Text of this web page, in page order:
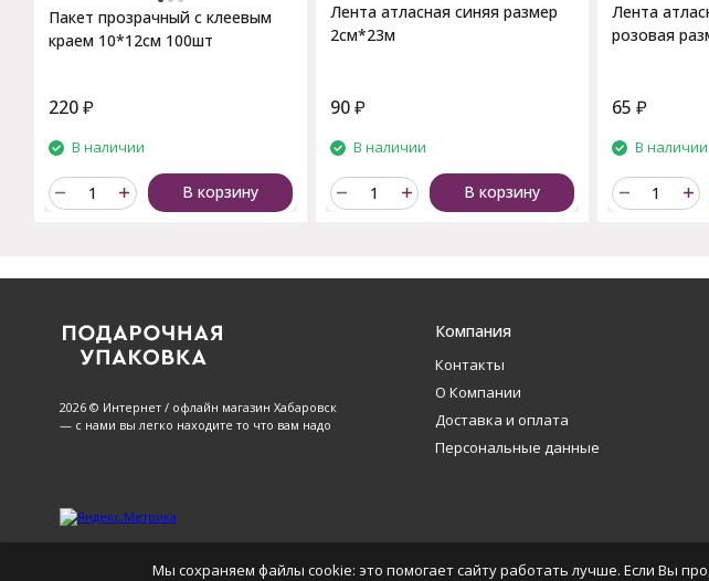
Пакет прозрачный с клеевым
краем 10*12см 100шт
220 ₽
В наличии
В корзину
Лента атласная синяя размер
2см*23м
90₽
В наличии
В корзину
Лента
розовая
65 ₽
В наличии
2026 © Интернет / офлайн магазин Хабаровск
— с нами вы легко находите то что вам надо
Компания
Контакты
О Компании
Доставка и оплата
Персональные данные
Мы сохраняем файлы cookie: это помогает сайту работать лучше. Если Вы